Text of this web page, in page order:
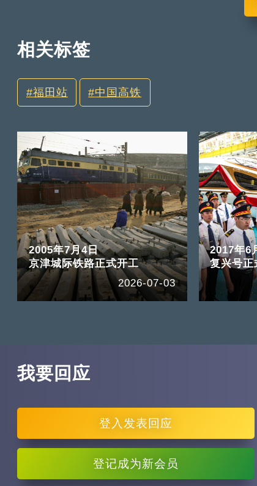
相关标签
福田站 中国高铁
2005年7月4日
京津城际铁路正式开工
2026-07-03
2017年6
复兴号正
我要回应
登入 发表回应
登记成为新会员